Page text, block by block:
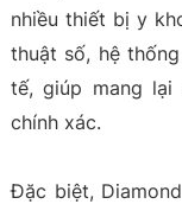
nhiều thiết bị y
thuật số, hệ
tế, giúp mang lại
chính xác.
Đặc biệt,